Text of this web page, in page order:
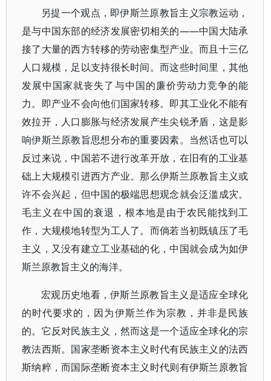
另提一个观点，即伊斯兰原教旨主义宗教运动，
是与中国东部的经济发展密切相关的——中国大陆承
接了大量的西方转移的劳动密集型产业。而且十三亿
人口规模，足以支持很长时间。而这些时间里，其他
发展中国家就丧失了与中国的廉价劳动力竞争的能
力。即产业不会向他们国家转移。即其工业化不能有
效拉开，人口膨胀与经济发展产生尖锐矛盾，这是影
响伊斯兰原教旨思想分布的重要因素。当然话也可以
反过来说，中国若不进行改革开放，在旧有的工业基
础上大规模引进西方产业。那么伊斯兰原教旨主义或
许不会兴起，但中国的极端思想观念就会泛滥成灾。
毛主义在中国的衰退，根本地是由于农民能找到工
作，大规模地转型为工人了。而倘若当初既镇压了毛
主义，又没有建立工业基础的化，中国就会成为如伊
斯兰原教旨主义的海洋。
宏观历史地看，伊斯兰原教旨主义是适应全球化
的时代要求的，因为伊斯兰作为宗教，并非是民族
的。它反对民族主义，然而这是一个适应全球化的宗
教法西斯。国家垄断资本主义时代有民族主义的法西
斯纳粹，而国际垄断资本主义时代则有伊斯兰原教旨